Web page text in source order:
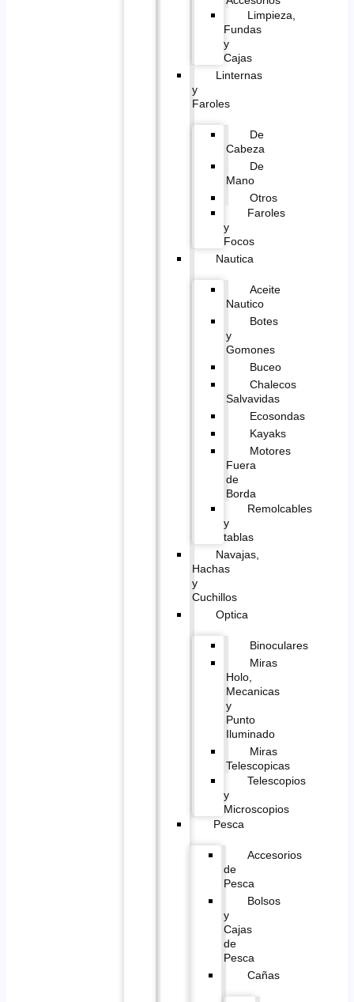
Limpieza,
Fundas
y
Cajas
Linternas
y
Faroles
De
Cabeza
De
Mano
Otros
Faroles
y
Focos
Nautica
Aceite
Nautico
Botes
y
Gomones
Buceo
Chalecos
Salvavidas
Ecosondas
Kayaks
Motores
Fuera
de
Borda
Remolcables
y
tablas
Navajas,
Hachas
y
Cuchillos
Optica
Binoculares
Miras
Holo,
Mecanicas
y
Punto
Iluminado
Miras
Telescopicas
Telescopios
y
Microscopios
Pesca
Accesorios
de
Pesca
Bolsos
y
Cajas
de
Pesca
Cañas